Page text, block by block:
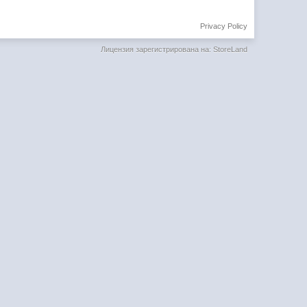
Privacy Policy
Лицензия зарегистрирована на: StoreLand